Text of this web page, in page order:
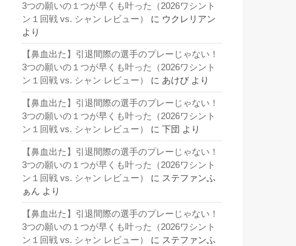
3つの願いの１つが早くも叶った（2026ワシント
ン１回戦 vs. シャン レビュー）
に ウクレリアン
より
【鼻血出た】引退間際の選手のプレーじゃない！
3つの願いの１つが早くも叶った（2026ワシント
ン１回戦 vs. シャン レビュー）
に あけび より
【鼻血出た】引退間際の選手のプレーじゃない！
3つの願いの１つが早くも叶った（2026ワシント
ン１回戦 vs. シャン レビュー）
に 下団 より
【鼻血出た】引退間際の選手のプレーじゃない！
3つの願いの１つが早くも叶った（2026ワシント
ン１回戦 vs. シャン レビュー）
に ステファンふ
ぁん より
【鼻血出た】引退間際の選手のプレーじゃない！
3つの願いの１つが早くも叶った（2026ワシント
ン１回戦 vs. シャン レビュー）
に ステファンふ